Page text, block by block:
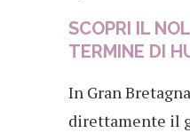
SCOPRI IL
TERMINE DI
In Gran
direttamente il